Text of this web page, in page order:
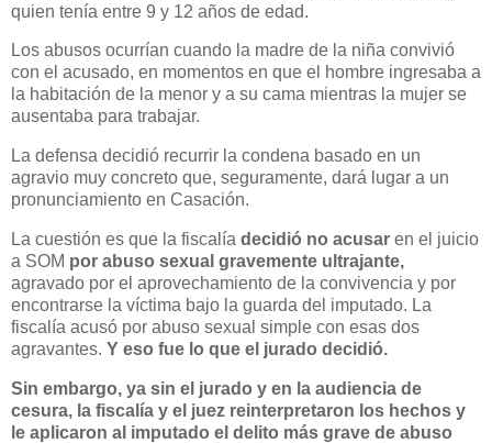
quien tenía entre 9 y 12 años de edad.
Los abusos ocurrían cuando la madre de la niña convivió
con el acusado, en momentos en que el hombre ingresaba a
la habitación de la menor y a su cama mientras la mujer se
ausentaba para trabajar.
La defensa decidió recurrir la condena basado en un
agravio muy concreto que, seguramente, dará lugar a un
pronunciamiento en Casación.
La cuestión es que la fiscalía decidió no acusar en el juicio
a SOM por abuso sexual gravemente ultrajante,
agravado por el aprovechamiento de la convivencia y por
encontrarse la víctima bajo la guarda del imputado. La
fiscalía acusó por abuso sexual simple con esas dos
agravantes. Y eso fue lo que el jurado decidió.
Sin embargo, ya sin el jurado y en la audiencia de
cesura, la fiscalía y el juez reinterpretaron los hechos y
le aplicaron al imputado el delito más grave de abuso